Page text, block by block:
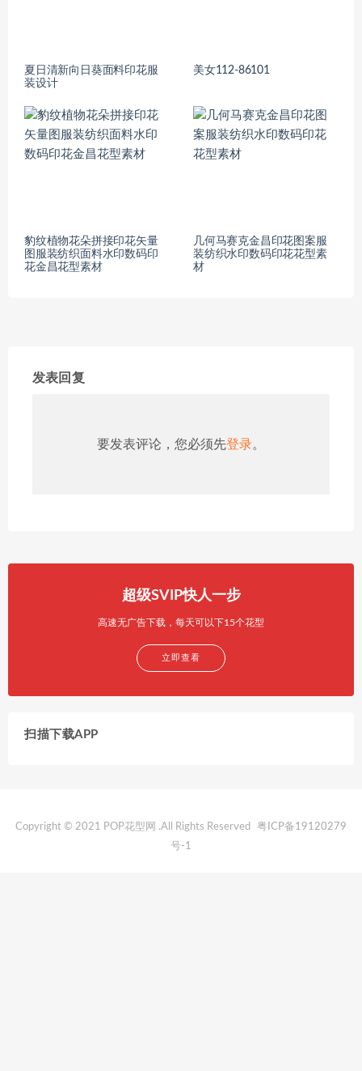
夏日清新向日葵面料印花服
装设计
美女112-86101
豹纹植物花朵拼接印花矢量
图服装纺织面料水印数码印
花金昌花型素材
几何马赛克金昌印花图案服
装纺织水印数码印花花型素
材
发表回复
要发表评论，您必须先登录。
超级SVIP快人一步
高速无广告下载，每天可以下15个花型
立即查看
扫描下载APP
Copyright © 2021 POP花型网 .All Rights Reserved
粤ICP备19120279
号-1